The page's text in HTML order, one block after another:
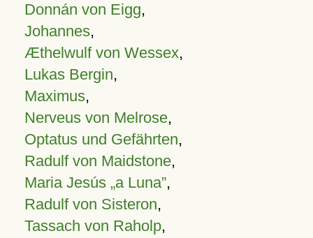
Donnán von Eigg,
Johannes,
Æthelwulf von Wessex,
Lukas Bergin,
Maximus,
Nerveus von Melrose,
Optatus und Gefährten,
Radulf von Maidstone,
Maria Jesús „a Luna”,
Radulf von Sisteron,
Tassach von Raholp,